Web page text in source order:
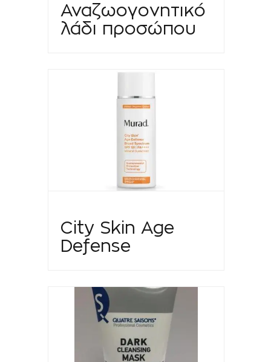
Αναζωογονητικό
λάδι προσώπου
City Skin Age
Defense